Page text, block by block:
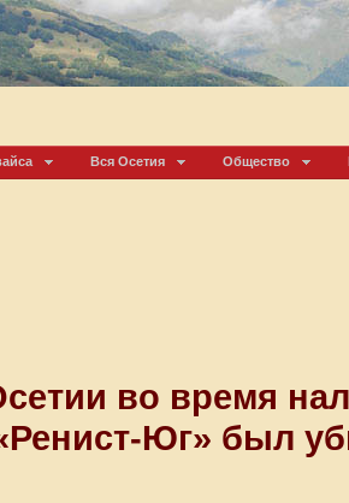
Вся Осетия Общество
во время
Юг» был